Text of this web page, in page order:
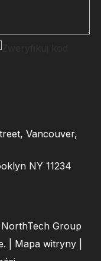
Vancouver,
NY 11234
NorthTech Group
| Mapa witryny|